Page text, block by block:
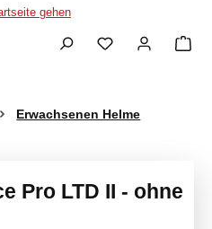
Erwachsenen Helme
Pro LTD II - ohne